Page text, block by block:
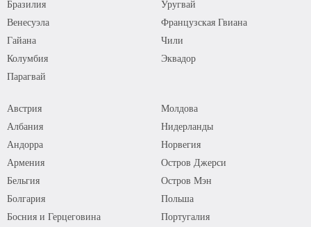
Бразилия
Венесуэла
Гайана
Колумбия
Парагвай
Уругвай
Французская Гвиана
Чили
Эквадор
Австрия
Албания
Андорра
Армения
Бельгия
Болгария
Босния и Герцеговина
Молдова
Нидерланды
Норвегия
Остров Джерси
Остров Мэн
Польша
Португалия